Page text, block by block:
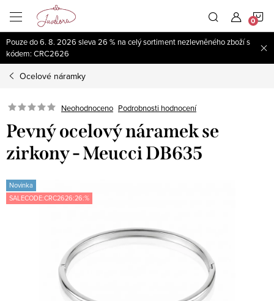
obsah
Pouze do 6. 8. 2026 sleva 26 % na celý sortiment nezlevněného zboží s
kódem: CRC2626
Ocelové náramky
Neohodnoceno Podrobnosti hodnocení
Pevný ocelový náramek se
zirkony - Meucci DB635
Novinka
SALECODE:CRC2626:26:%